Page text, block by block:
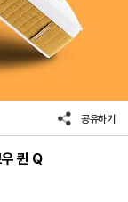
공유하기
퀸 Q